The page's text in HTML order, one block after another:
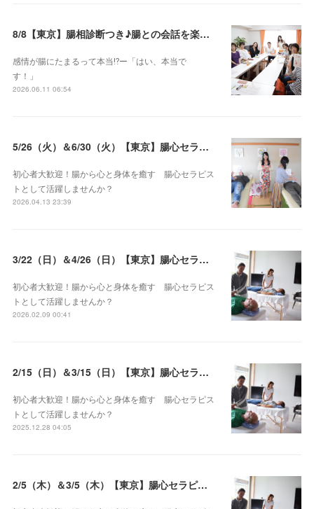
8/8【東京】腸相診断つき♪腸との会話を楽しむ♡腸心セラピー♪お試し体験会
感情が腸にたまるって本当⁉️ー「はい、本当で
す！」
2026.06.11 06:54
5/26（火）＆6/30（火）【東京】腸心セラピスト養成コース《２日間コース》開講決定
初心者大歓迎！腸から心と身体を癒す 腸心セラピス
トとして活躍しませんか？
2026.04.13 23:39
3/22（日）＆4/26（日）【東京】腸心セラピスト養成コース《２日間コース》開講決定
初心者大歓迎！腸から心と身体を癒す 腸心セラピス
トとして活躍しませんか？
2026.02.09 00:41
2/15（日）＆3/15（日）【東京】腸心セラピスト養成コース《２日間コース》開講決定
初心者大歓迎！腸から心と身体を癒す 腸心セラピス
トとして活躍しませんか？
2025.12.28 04:05
2/5（木）＆3/5（木）【東京】腸心セラピスト養成コース《２日間コース》開講決定